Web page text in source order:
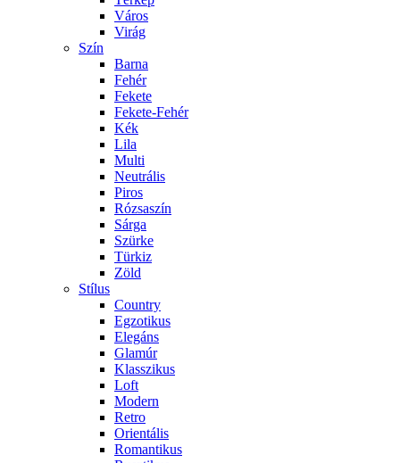
Város
Virág
Szín
Barna
Fehér
Fekete
Fekete-Fehér
Kék
Lila
Multi
Neutrális
Piros
Rózsaszín
Sárga
Szürke
Türkiz
Zöld
Stílus
Country
Egzotikus
Elegáns
Glamúr
Klasszikus
Loft
Modern
Retro
Orientális
Romantikus